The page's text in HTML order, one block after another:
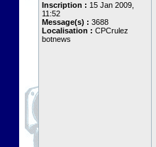
Inscription : 15 Jan 2009,
11:52
Message(s) : 3688
Localisation : CPCrulez
botnews